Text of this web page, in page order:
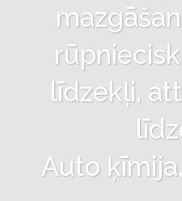
līdzekļi,
Auto